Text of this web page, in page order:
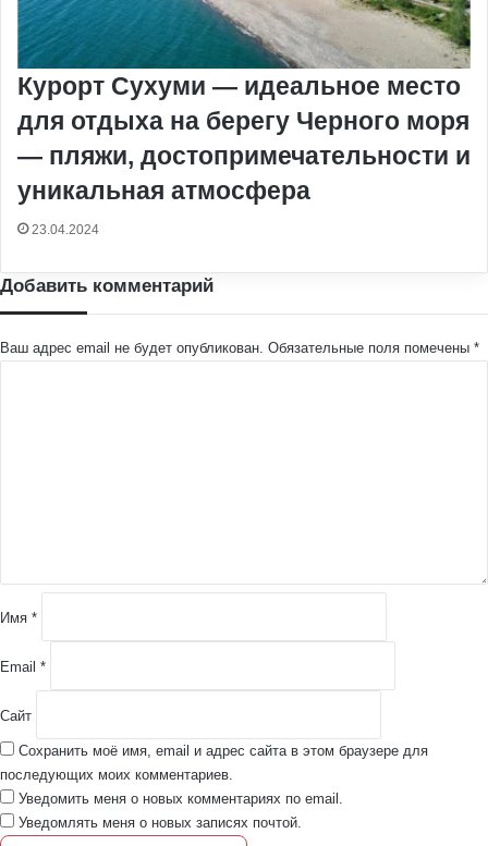
Курорт Сухуми — идеальное место
для отдыха на берегу Черного моря
— пляжи, достопримечательности и
уникальная атмосфера
23.04.2024
Добавить комментарий
Ваш адрес email не будет опубликован. Обязательные поля помечены *
и
йИмя *
Email *
Сайт
Сохранить моё имя, email и адрес сайта в этом браузере для
последующих моих комментариев.
Уведомить меня о новых комментариях по email.
Уведомлять меня о новых записях почтой.